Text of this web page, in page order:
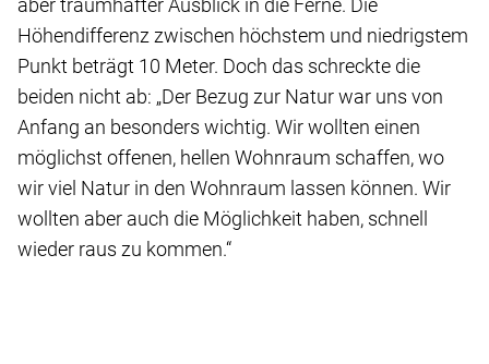
aber traumhafter Ausblick in die Ferne. Die
Höhendifferenz zwischen höchstem und niedrigstem
Punkt beträgt 10 Meter. Doch das schreckte die
beiden nicht ab: „Der Bezug zur Natur war uns von
Anfang an besonders wichtig. Wir wollten einen
möglichst offenen, hellen Wohnraum schaffen, wo
wir viel Natur in den Wohnraum lassen können. Wir
wollten aber auch die Möglichkeit haben, schnell
wieder raus zu kommen.“